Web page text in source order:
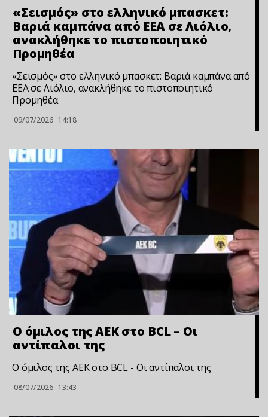
«Σεισμός» στο ελληνικό μπασκετ:
Βαριά καμπάνα από ΕΕΑ σε Λιόλιο,
ανακλήθηκε το πιστοποιητικό
Προμηθέα
«Σεισμός» στο ελληνικό μπασκετ: Βαριά καμπάνα από
ΕΕΑ σε Λιόλιο, ανακλήθηκε το πιστοποιητικό
Προμηθέα
09/07/2026 14:18
Ο όμιλος της ΑΕΚ στο BCL – Οι
αντίπαλοι της
Ο όμιλος της ΑΕΚ στο BCL - Οι αντίπαλοι της
08/07/2026 13:43